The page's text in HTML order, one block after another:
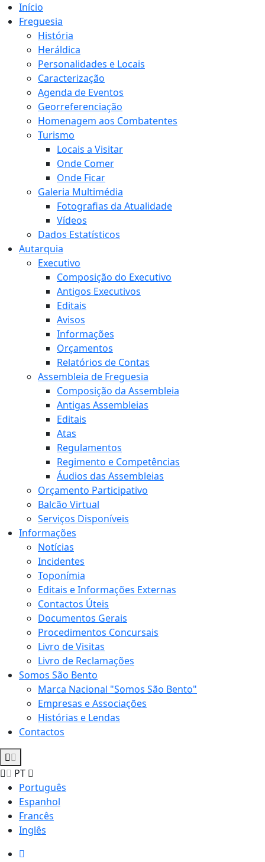
Início
Freguesia
História
Heráldica
Personalidades e Locais
Caracterização
Agenda de Eventos
Georreferenciação
Homenagem aos Combatentes
Turismo
Locais a Visitar
Onde Comer
Onde Ficar
Galeria Multimédia
Fotografias da Atualidade
Vídeos
Dados Estatísticos
Autarquia
Executivo
Composição do Executivo
Antigos Executivos
Editais
Avisos
Informações
Orçamentos
Relatórios de Contas
Assembleia de Freguesia
Composição da Assembleia
Antigas Assembleias
Editais
Atas
Regulamentos
Regimento e Competências
Áudios das Assembleias
Orçamento Participativo
Balcão Virtual
Serviços Disponíveis
Informações
Notícias
Incidentes
Toponímia
Editais e Informações Externas
Contactos Úteis
Documentos Gerais
Procedimentos Concursais
Livro de Visitas
Livro de Reclamações
Somos São Bento
Marca Nacional "Somos São Bento"
Empresas e Associações
Histórias e Lendas
Contactos
PT
Português
Espanhol
Francês
Inglês